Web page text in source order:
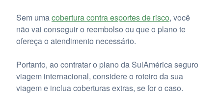
Sem umacobertura contra esportes de risco, você
não vai conseguir o reembolso ou que o plano te
ofereça o atendimento necessário.
Portanto, ao contratar o plano da SulAmérica seguro
viagem internacional, considere o roteiro da sua
viagem e inclua coberturas extras, se for o caso.